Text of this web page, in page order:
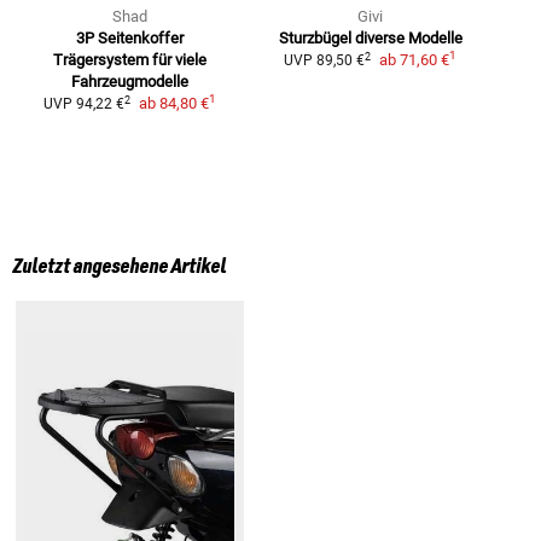
Shad
3P Seitenkoffer
Trägersystem für viele
Fahrzeugmodelle
UVP 94,22 €2 ab 84,80 €1
Givi
Sturzbügel diverse Modelle
UVP 89,50 €2 ab 71,60 €1
Zuletzt angesehene Artikel